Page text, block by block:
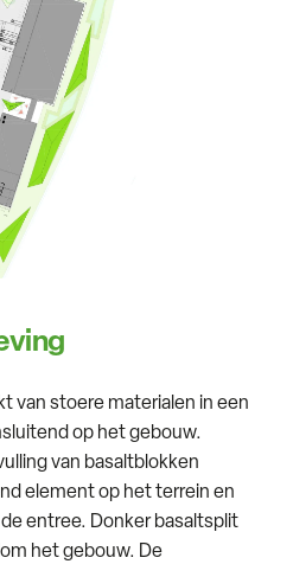
van stoere materialen in een
op het gebouw.
van basaltblokken
element op het terrein en
entree. Donker basaltsplit
het gebouw. De